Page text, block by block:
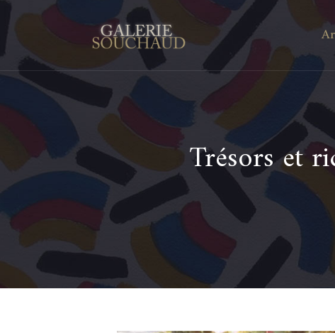
Trésors et